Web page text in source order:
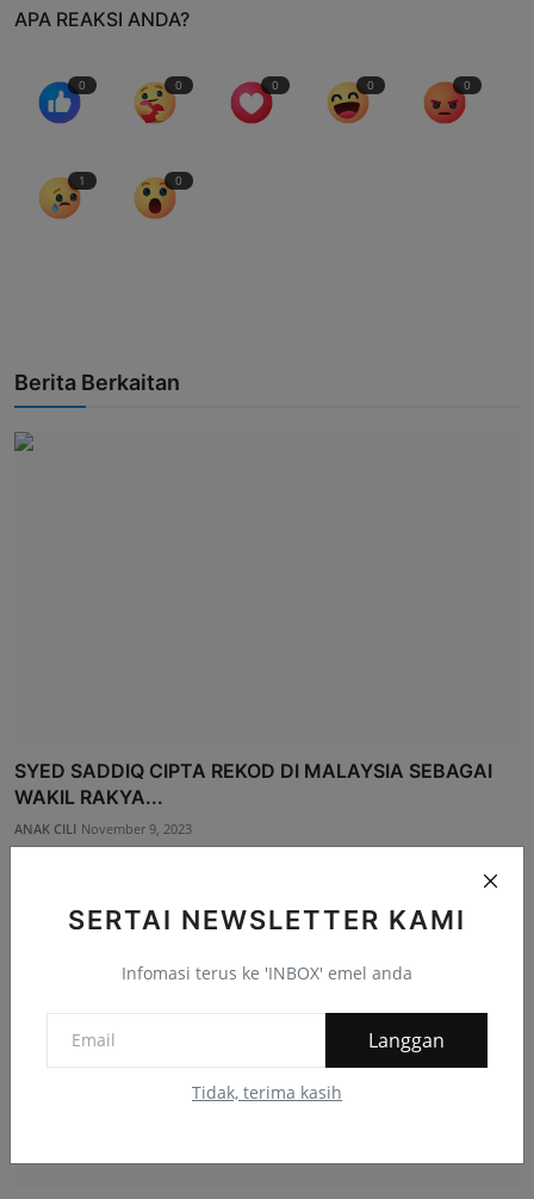
SERTAI NEWSLETTER KAMI
Infomasi terus ke 'INBOX' emel anda
Langgan
Tidak, terima kasih
APA REAKSI ANDA?
0 0 0 0 0
1 0
Berita Berkaitan
SYED SADDIQ CIPTA REKOD DI MALAYSIA SEBAGAI
WAKIL RAKYA...
ANAK CILI November 9, 2023